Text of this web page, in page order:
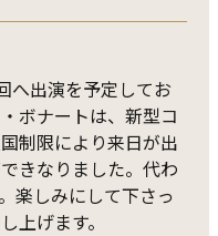
へ出演を予定してお
ボナートは、新型コ
制限により来日が出
きなりました。代わ
楽しみにして下さっ
上げます。